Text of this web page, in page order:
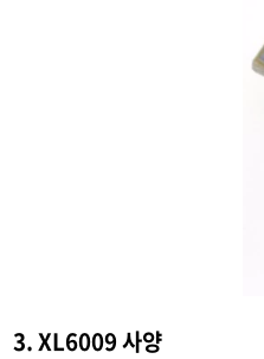
3. XL6009 사양